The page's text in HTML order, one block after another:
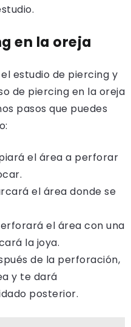
en la oreja
estudio de piercing y
de piercing en la oreja
pasos que puedes
el área a perforar
el área donde se
el área con una
la joya.
de la perforación,
y te dará
posterior.